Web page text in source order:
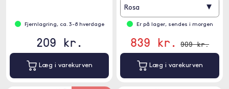
Fjernlagring, ca. 3-8 hverdage
209 kr.
Læg i varekurven
Rosa ▾
Er på lager, sendes i morgen
839 kr. 909 kr.
Læg i varekurven